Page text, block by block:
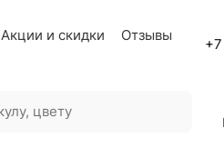
Акции и скидки
Отзывы